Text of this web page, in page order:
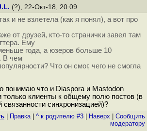
(?), 22-Окт-18, 20:09
и не взлетела (как я понял), а вот про
от друзей, кто-то странички завел там
Ему
года, а юзеров больше 10
В чем
Что он смог, чего не смогла
понимаю что и Diaspora и Mastodon
только клиенты к общему полю постов (в
синхронизацией)?
Правка| ^ к родителю #3 Наверх
Cообщить
модератору